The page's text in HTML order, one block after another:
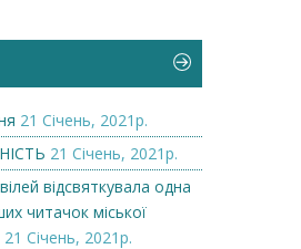
21 Січень, 2021р.
21 Січень, 2021р.
відсвяткувала одна
читачок міської
21 Січень, 2021р.